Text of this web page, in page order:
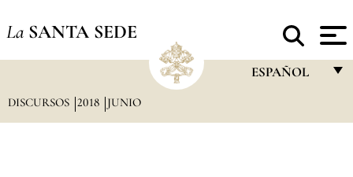
La SANTA SEDE
ESPAÑOL
DISCURSOS 2018 JUNIO